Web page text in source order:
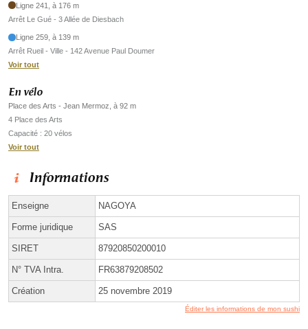
Ligne 241, à 176 m
Arrêt Le Gué - 3 Allée de Diesbach
Ligne 259, à 139 m
Arrêt Rueil - Ville - 142 Avenue Paul Doumer
Voir tout
En vélo
Place des Arts - Jean Mermoz, à 92 m
4 Place des Arts
Capacité : 20 vélos
Voir tout
Informations
Enseigne NAGOYA
Forme juridique SAS
SIRET 87920850200010
N° TVA Intra. FR63879208502
Création 25 novembre 2019
Éditer les informations de mon sushi